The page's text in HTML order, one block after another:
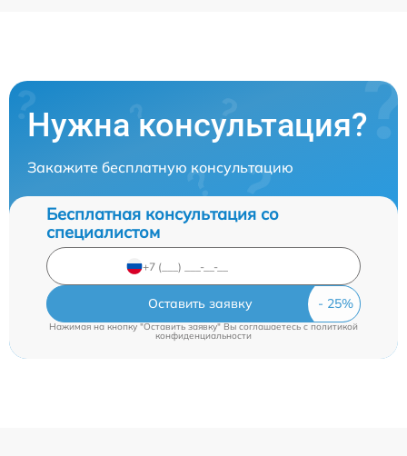
Нужна консультация?
Закажите бесплатную консультацию
Бесплатная консультация со
специалистом
Оставить заявку
Нажимая на кнопку "Оставить заявку" Вы соглашаетесь cполитикой
конфиденциальности